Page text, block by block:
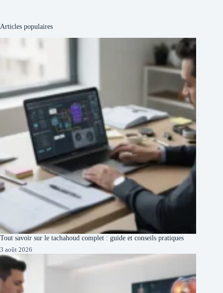
Articles populaires
Tout savoir sur le tachahoud complet : guide et conseils pratiques
3 août 2026